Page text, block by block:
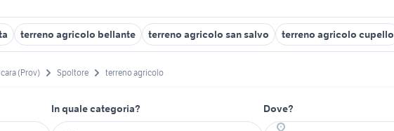
terreno agricolo bellante terreno agricolo san salvo terreno agricolo cupello
(Prov) Spoltore terreno agricolo
In quale categoria? Dove?